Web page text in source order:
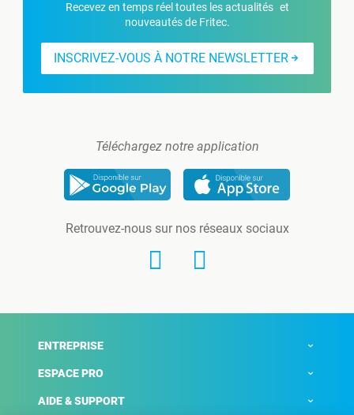
Recevez en temps réel toutes les actualités et
nouveautés de Fritec.
INSCRIVEZ-VOUS À NOTRE NEWSLETTER
Téléchargez notre application
Retrouvez-nous sur nos réseaux sociaux
ENTREPRISE
ESPACE PRO
AIDE & SUPPORT